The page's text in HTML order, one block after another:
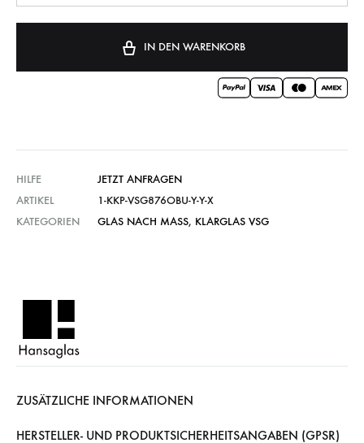
IN DEN WARENKORB
HILFE
JETZT ANFRAGEN
ARTIKEL
1-KKP-VSG876OBU-Y-Y-X
KATEGORIEN
GLAS NACH MASS , KLARGLAS VSG
ZUSÄTZLICHE INFORMATIONEN
HERSTELLER- UND PRODUKTSICHERHEITSANGABEN (GPSR)